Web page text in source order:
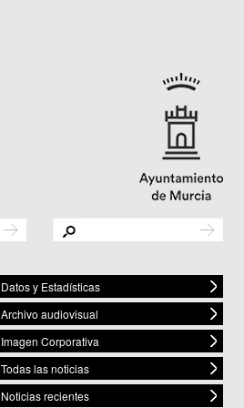
Datos y Estadísticas
Archivo audiovisual
Imagen Corporativa
Todas las noticias
Noticias recientes